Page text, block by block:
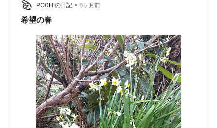
放置 車 エンジン始動をテーマに、修理費用の相場や、放
置期間ごとのリスク、そして1年以上の放置で最も警戒す
POCHIの日記 • 6ヶ月前
希望の春